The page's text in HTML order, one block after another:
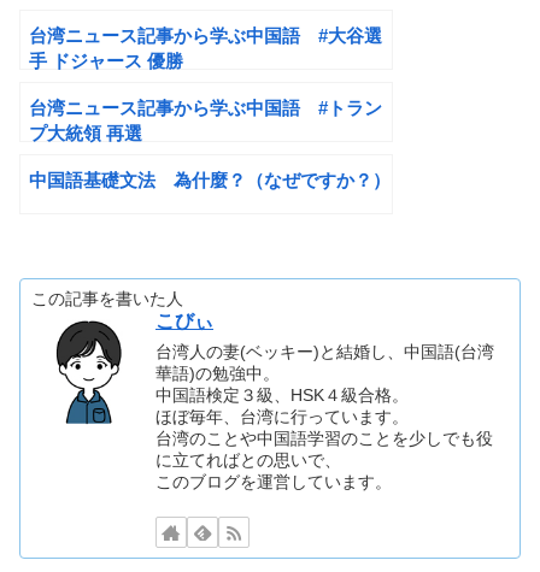
台湾ニュース記事から学ぶ中国語 #大谷選
手 ドジャース 優勝
台湾ニュース記事から学ぶ中国語 #トラン
プ大統領 再選
中国語基礎文法 為什麼？（なぜですか？）
この記事を書いた人
こびぃ
台湾人の妻(ベッキー)と結婚し、中国語(台湾
華語)の勉強中。
中国語検定３級、HSK４級合格。
ほぼ毎年、台湾に行っています。
台湾のことや中国語学習のことを少しでも役
に立てればとの思いで、
このブログを運営しています。